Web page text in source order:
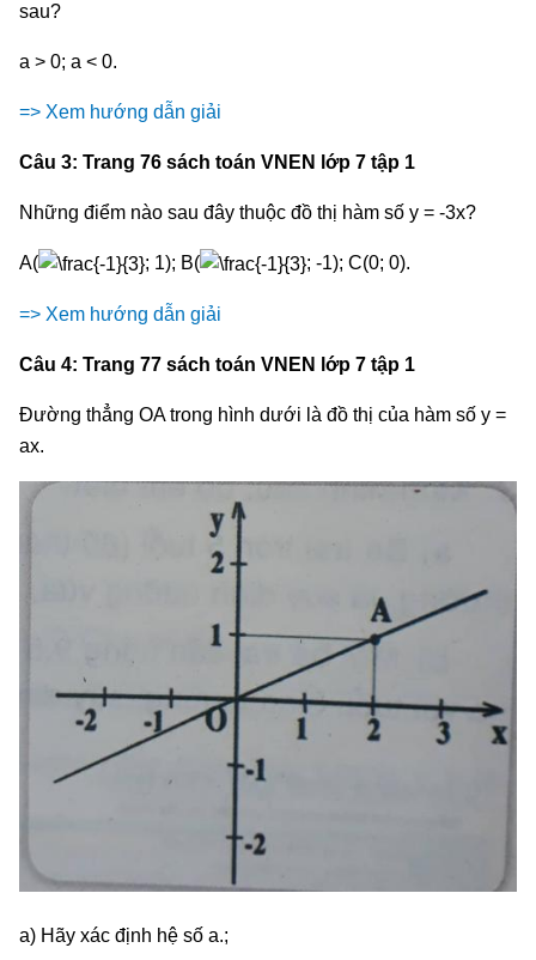
sau?
a > 0; a < 0.
=> Xem hướng dẫn giải
Câu 3: Trang 76 sách toán VNEN lớp 7 tập 1
Những điểm nào sau đây thuộc đồ thị hàm số y = -3x?
A( ; 1); B( ; -1); C(0; 0).
=> Xem hướng dẫn giải
Câu 4: Trang 77 sách toán VNEN lớp 7 tập 1
Đường thẳng OA trong hình dưới là đồ thị của hàm số y =
ax.
a) Hãy xác định hệ số a.;